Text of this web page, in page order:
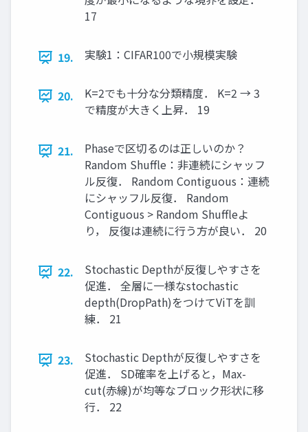
17
19. 実験1：CIFAR100で小規模実験
20.
K=2でも十分な分類精度． K=2 → 3
で精度が大きく上昇． 19
21.
Phaseで区切るのは正しいのか？
Random Shuffle：非連続にシャッフ
ル反復． Random Contiguous：連続
にシャッフル反復． Random
Contiguous > Random Shuffleよ
り， 反復は連続に行う方が良い． 20
22.
Stochastic Depthが反復しやすさを
促進． 全層に一様なstochastic
depth(DropPath)をつけてViTを訓
練． 21
23.
Stochastic Depthが反復しやすさを
促進． SD確率を上げると，Max-
cut(赤線)が均等なブロック形状に移
行． 22